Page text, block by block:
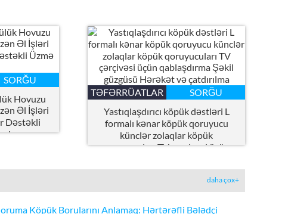
SORĞU
Hovuzu
Əl İşləri
Dəstəkli
TƏFƏRRÜATLAR
SORĞU
Yastıqlaşdırıcı köpük dəstləri L
formalı kənar köpük qoruyucu
künclər zolaqlar köpük
qoruyucuları TV çərçivəsi üçün
Hərəkət və çatdırılma
daha çox+
Köpük Borularını Anlamaq: Hərtərəfli Bələdçi